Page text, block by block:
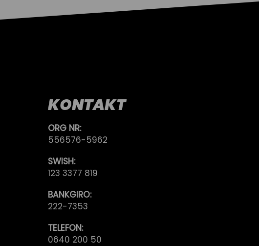
KONTAKT
ORG NR:
556576-5962
SWISH:
123 3377 819
BANKGIRO:
222-7353
TELEFON:
0640 200 50